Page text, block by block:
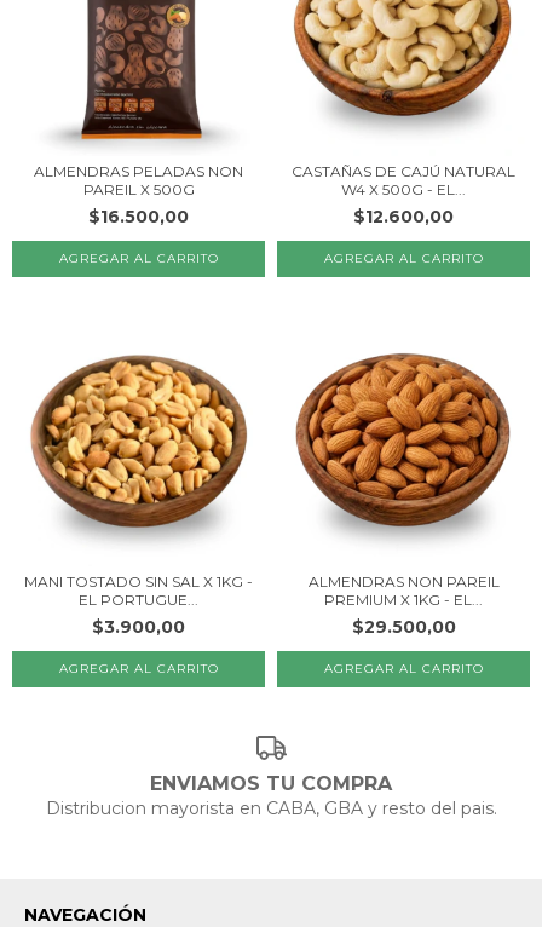
ALMENDRAS PELADAS NON
PAREIL X 500G
$16.500,00
CASTAÑAS DE CAJÚ NATURAL
W4 X 500G - EL...
$12.600,00
MANI TOSTADO SIN SAL X 1KG -
EL PORTUGUE...
$3.900,00
ALMENDRAS NON PAREIL
PREMIUM X 1KG - EL...
$29.500,00
ENVIAMOS TU COMPRA
Distribucion mayorista en CABA, GBA y resto del pais.
NAVEGACIÓN